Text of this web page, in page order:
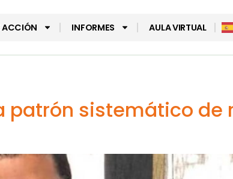
ACCIÓN INFORMES AULA VIRTUAL
patrón sistemático de